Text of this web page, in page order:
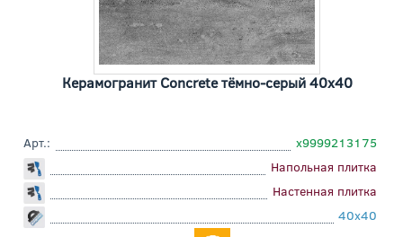
Керамогранит Concrete тёмно-серый 40x40
Арт.:
х9999213175
Напольная плитка
Настенная плитка
40x40